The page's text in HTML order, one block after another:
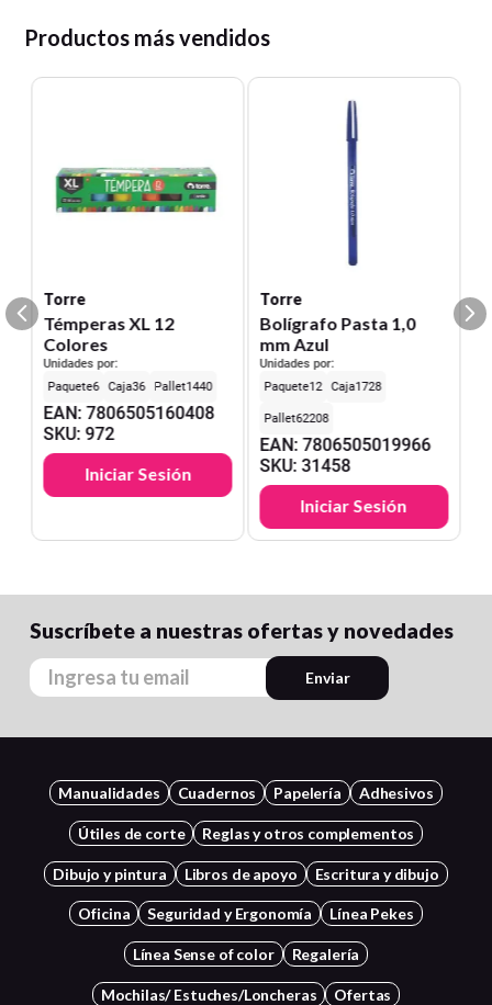
Productos más vendidos
Torre
Témperas XL 12
Colores
Unidades por:
6
36 1440
EAN:7806505160408
SKU:972
Iniciar Sesión
Torre
Bolígrafo Pasta 1,0
mm Azul
Unidades por:
12
1728
62208
EAN:7806505019966
SKU:31458
Iniciar Sesión
Suscríbete a nuestras ofertas y novedades
Enviar
Manualidades Cuadernos Papelería Adhesivos
Útiles de corte Reglas y otros complementos
Dibujo y pintura Libros de apoyo Escritura y dibujo
Oficina Seguridad y Ergonomía Línea Pekes
Línea Sense of color Regalería
Mochilas/ Estuches/Loncheras Ofertas